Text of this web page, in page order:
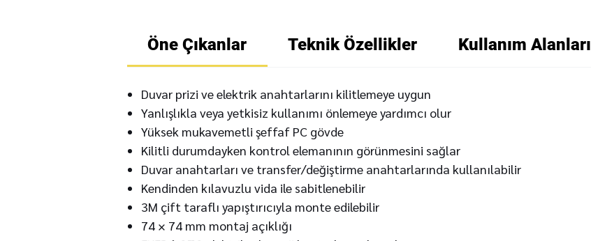
Öne Çıkanlar Teknik Özellikler Kullanım Alanları
Duvar prizi ve elektrik anahtarlarını kilitlemeye uygun
Yanlışlıkla veya yetkisiz kullanımı önlemeye yardımcı olur
Yüksek mukavemetli şeffaf PC gövde
Kilitli durumdayken kontrol elemanının görünmesini sağlar
Duvar anahtarları ve transfer/değiştirme anahtarlarında kullanılabilir
Kendinden kılavuzlu vida ile sabitlenebilir
3M çift taraflı yapıştırıcıyla monte edilebilir
74 × 74 mm montaj açıklığı